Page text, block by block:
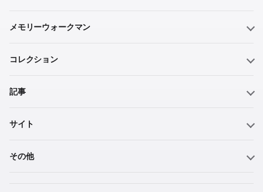
メモリーウォークマン
コレクション
記事
サイト
その他